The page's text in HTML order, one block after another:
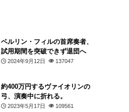
ベルリン・フィルの首席奏者、
試用期間を突破できず退団へ
2024年9月12日 137047
約400万円するヴァイオリンの
弓、演奏中に折れる。
2023年5月17日 109561